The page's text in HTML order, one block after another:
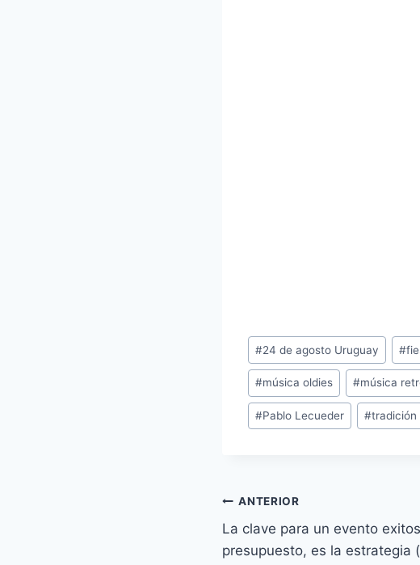
Etiquetas
de
la
entrada:
#24 de agosto Uruguay #
#música oldies #música
#Pablo Lecueder #tradición
Navegación
de
ANTERIOR
La clave para un evento
presupuesto, es la estrategia